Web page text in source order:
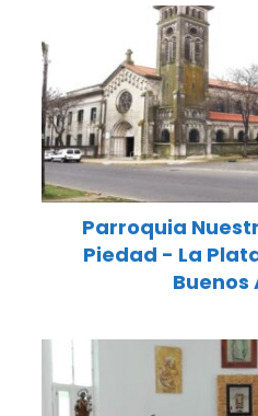
Parroquia
Piedad - La
Buenos